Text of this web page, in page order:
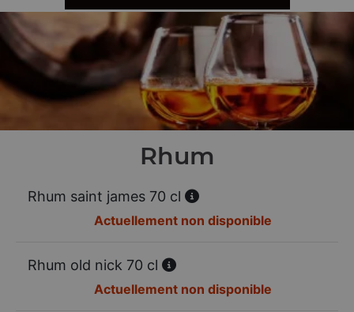
Rhum
Rhum saint james 70 cl
Actuellement non disponible
Rhum old nick 70 cl
Actuellement non disponible